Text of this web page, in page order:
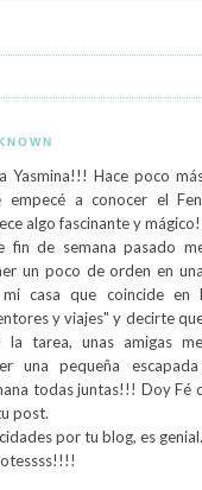
Yasmina!!! Hace poco
empecé a conocer el
algo fascinante y
fin de semana pasado
un poco de orden en
casa que coincide en
y viajes" y decirte
la tarea, unas amigas
una pequeña
todas juntas!!! Doy Fé
post.
por tu blog, es genial.